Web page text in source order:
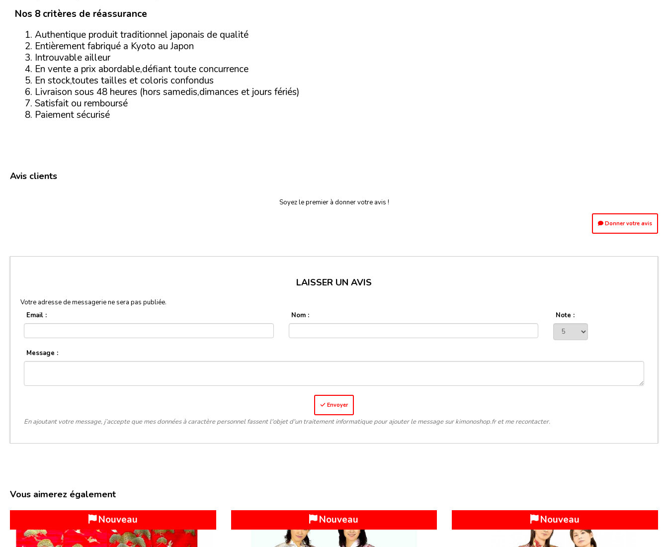
Nos 8 critères de réassurance
Authentique produit traditionnel japonais de qualité
Entièrement fabriqué a Kyoto au Japon
Introuvable ailleur
En vente a prix abordable,défiant toute concurrence
En stock,toutes tailles et coloris confondus
Livraison sous 48 heures (hors samedis,dimances et jours fériés)
Satisfait ou remboursé
Paiement sécurisé
Avis clients
Soyez le premier à donner votre avis !
Donner votre avis
LAISSER UN AVIS
Votre adresse de messagerie ne sera pas publiée.
Email :
Nom : Note :
Message :
Envoyer
En ajoutant votre message, j’accepte que mes données à caractère personnel fassent l'objet d'un traitement informatique pour ajouter le message sur kimonoshop.fr et me recontacter.
Vous aimerez également
Nouveau Nouveau Nouveau